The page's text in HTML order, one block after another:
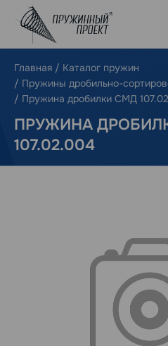
Главная / Каталог пружин
/ Пружины дробильно-
/ Пружина дробилки СМД
ПРУЖИНА
107.02.004